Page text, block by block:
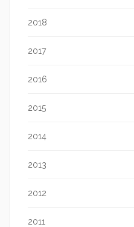
2018
2017
2016
2015
2014
2013
2012
2011